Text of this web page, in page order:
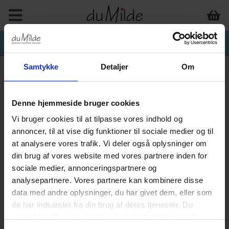
Samtykke Detaljer Om
Denne hjemmeside bruger cookies
Vi bruger cookies til at tilpasse vores indhold og
annoncer, til at vise dig funktioner til sociale medier og til
at analysere vores trafik. Vi deler også oplysninger om
din brug af vores website med vores partnere inden for
sociale medier, annonceringspartnere og
analysepartnere. Vores partnere kan kombinere disse
data med andre oplysninger, du har givet dem, eller som
de har indsamlet fra din brug af deres tjenester. Du